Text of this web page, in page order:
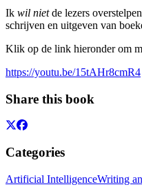
Ik wil nietde lezers
schrijven en uitgeven van
Klik op de link hieronder om
https://youtu.be/15tAHr8cmR4
Share this book
Categories
Artificial IntelligenceWriting